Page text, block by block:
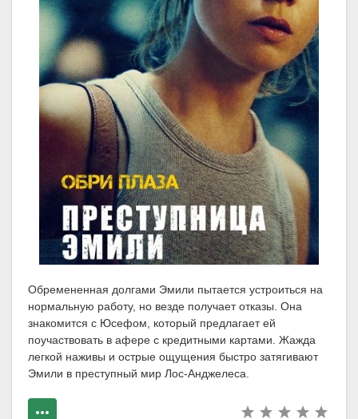
Обремененная долгами Эмили пытается устроиться на
нормальную работу, но везде получает отказы. Она
знакомится с Юсефом, который предлагает ей
поучаствовать в афере с кредитными картами. Жажда
легкой наживы и острые ощущения быстро затягивают
Эмили в преступный мир Лос-Анджелеса.